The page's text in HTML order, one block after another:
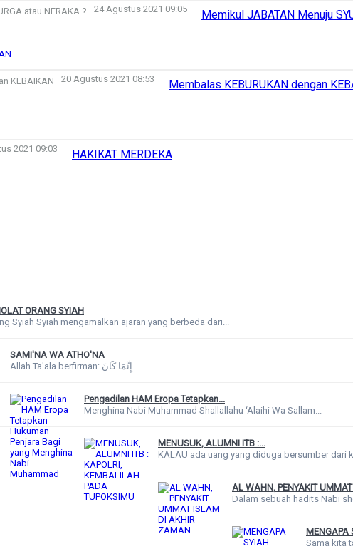
24 Agustus 2021 09:05 Memikul JABATAN Menuju
20 Agustus 2021 08:53 Membalas KEBURUKAN dengan
2021 09:03 HAKIKAT MERDEKA
ORANG SYIAH
Syiah Syiah mengamalkan ajaran yang berbeda dari...
SAMI'NA WA ATHO'NA
Allah Ta'ala berfirman: إِنَّمَا كَانَ...
Pengadilan HAM Eropa Tetapkan...
Menghina Nabi Muhammad Shallallahu ‘Alaihi Wa Sallam...
MENUSUK, ALUMNI ITB :...
KALAU ada uang yang diduga bersumber dari
AL WAHN, PENYAKIT
Dalam sebuah hadits Nabi
MENGAPA
Sama kita